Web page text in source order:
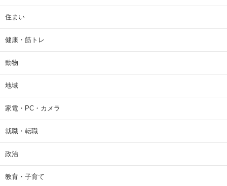
住まい
健康・筋トレ
動物
地域
家電・PC・カメラ
就職・転職
政治
教育・子育て